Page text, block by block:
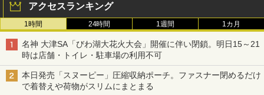
アクセスランキング
1時間 24時間 1週間 1カ月
名神 大津SA「びわ湖大花火大会」開催に伴い閉鎖。明日15～21
時は店舗・トイレ・駐車場の利用不可
本日発売「スヌーピー」圧縮収納ポーチ。ファスナー閉めるだけ
で着替えや荷物がスリムにまとまる